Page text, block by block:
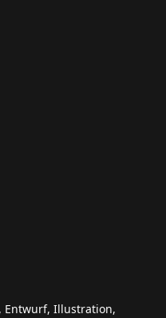
Entwurf, Illustration,